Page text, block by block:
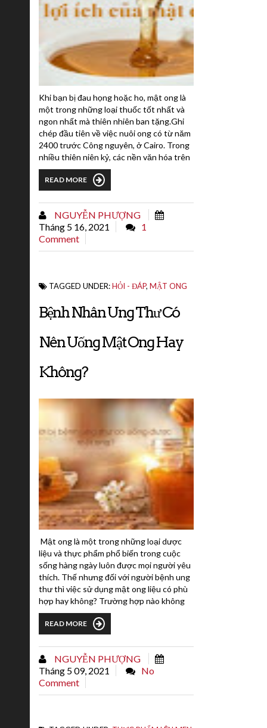
Khi bạn bị đau họng hoặc ho, mật ong là
một trong những loại thuốc tốt nhất và
ngon nhất mà thiên nhiên ban tặng.Ghi
chép đầu tiên về việc nuôi ong có từ năm
2400 trước Công nguyên, ở Cairo. Trong
nhiều thiên niên kỷ, các nền văn hóa trên
khắp thế giới, bao gồm người Ai Cập,
người Hy Lạp, người La Mã và người
Trung Quốc, đã say mê chất ngọt. Tất cả
các nền văn hóa này đã sử dụng nó cả
trong y học và nhà bếp.Mật ong thường...
READ MORE
NGUYỄN PHƯỢNG
Tháng 5 16, 2021
1
Comment
TAGGED UNDER:HỎI - ĐÁP, MẬT ONG
Bệnh Nhân Ung Thư Có
Nên Uống Mật Ong Hay
Không?
Mật ong là một trong những loại dược
liệu và thực phẩm phổ biến trong cuộc
sống hàng ngày luôn được mọi người yêu
thích. Thế nhưng đối với người bệnh ung
thư thì việc sử dụng mật ong liệu có phù
hợp hay không? Trường hợp nào không
nên sử dụng? Nếu được sử dụng thì cách
dùng như thế nào? Tất cả sẽ được giải
đáp ngay trong bài viết dưới đây.1. Có hay
không nên uông mật ong đối với bệnh
nhân ung thư?Xung quanh vấn đề, người
bệnh ung thư...
READ MORE
NGUYỄN PHƯỢNG
Tháng 5 09, 2021
No
Comment